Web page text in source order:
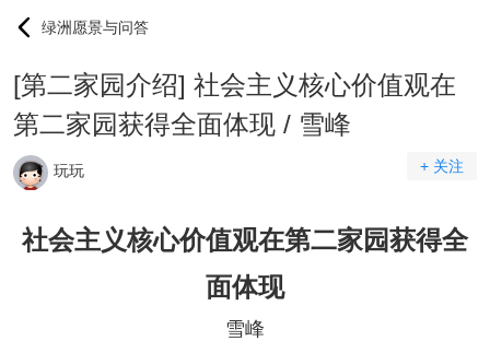
绿洲愿景与问答
[第二家园介绍] 社会主义核心价值观在
第二家园获得全面体现 / 雪峰
玩玩 + 关注
社会主义核心价值观在第二家园获得全
面体现
雪峰